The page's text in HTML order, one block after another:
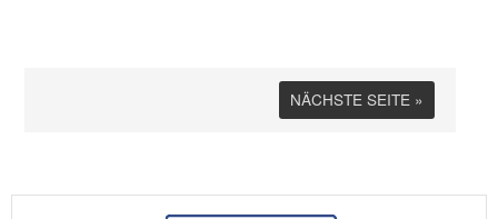
NÄCHSTE SEITE »